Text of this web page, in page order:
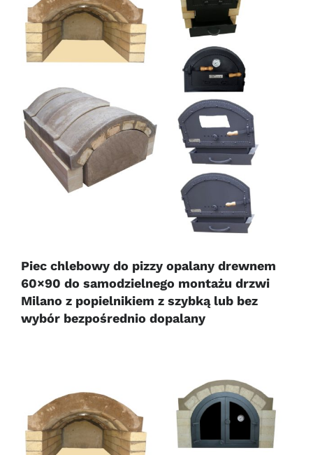
Piec chlebowy do pizzy opalany drewnem
60×90 do samodzielnego montażu drzwi
Milano z popielnikiem z szybką lub bez
wybór bezpośrednio dopalany